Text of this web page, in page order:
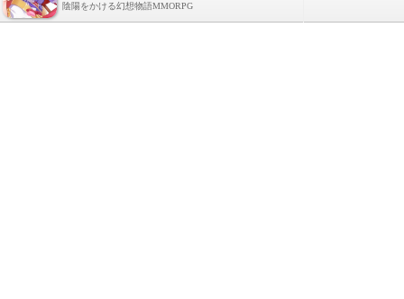
陰陽をかける幻想物語MMORPG